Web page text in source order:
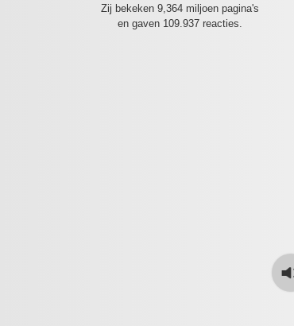
Zij bekeken 9,364 miljoen pagina's
en gaven 109.937 reacties.